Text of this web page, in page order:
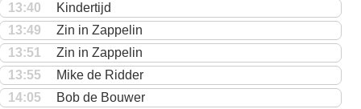
13:40
Kindertijd
13:49
Zin in Zappelin
13:51
Zin in Zappelin
13:55
Mike de Ridder
14:05
Bob de Bouwer